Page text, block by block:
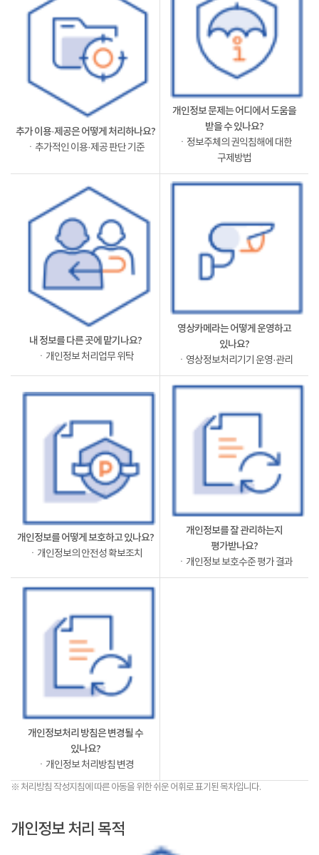
추가 이용·제공은 어떻게 처리하나요?
ㆍ추가적인 이용·제공 판단 기준
개인정보 문제는 어디에서 도움을
받을 수 있나요?
ㆍ정보주체의 권익침해에 대한
구제방법
내 정보를 다른 곳에 맡기나요?
ㆍ개인정보 처리업무 위탁
영상카메라는 어떻게 운영하고
있나요?
ㆍ영상정보처리기기 운영·관리
개인정보를 어떻게 보호하고 있나요?
ㆍ개인정보의 안전성 확보조치
개인정보를 잘 관리하는지
평가받나요?
ㆍ개인정보 보호수준 평가 결과
개인정보처리 방침은 변경될 수
있나요?
ㆍ개인정보 처리방침 변경
※ 처리방침 작성지침에 따른 아동을 위한 쉬운 어휘로 표기된 목차입니다.
개인정보 처리 목적